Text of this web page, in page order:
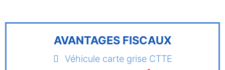
AVANTAGES FISCAUX
Véhicule carte grise CTTE